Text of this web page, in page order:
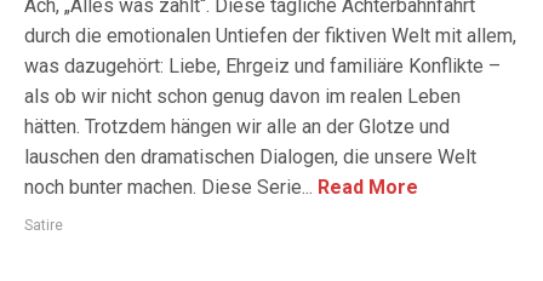
Ach, „Alles was zählt“. Diese tägliche Achterbahnfahrt
durch die emotionalen Untiefen der fiktiven Welt mit allem,
was dazugehört: Liebe, Ehrgeiz und familiäre Konflikte –
als ob wir nicht schon genug davon im realen Leben
hätten. Trotzdem hängen wir alle an der Glotze und
lauschen den dramatischen Dialogen, die unsere Welt
noch bunter machen. Diese Serie... Read More
Satire